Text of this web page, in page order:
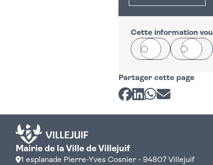
Cette information
Oui Non
Partager cette page
Partager sur Facebook
Partager sur
Partager sur
Partager
Mairie de la Ville de Villejuif
1 esplanade Pierre-Yves Cosnier - 94807 Villejuif